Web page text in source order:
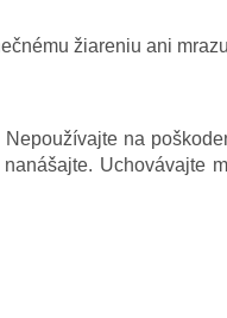
žiareniu ani
na
Uchovávajte